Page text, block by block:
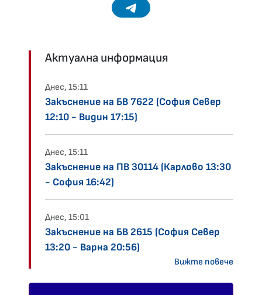
Telegram
Актуална информация
Днес, 15:11
Закъснение на БВ 7622 (София Север
12:10 - Видин 17:15)
Днес, 15:11
Закъснение на ПВ 30114 (Карлово 13:30
- София 16:42)
Днес, 15:01
Закъснение на БВ 2615 (София Север
13:20 - Варна 20:56)
Вижте повече